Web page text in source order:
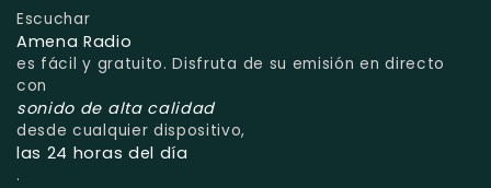
Escuchar
Amena Radio
es fácil y gratuito. Disfruta de su emisión en directo
con
sonido de alta calidad
desde cualquier dispositivo,
las 24 horas del día
.